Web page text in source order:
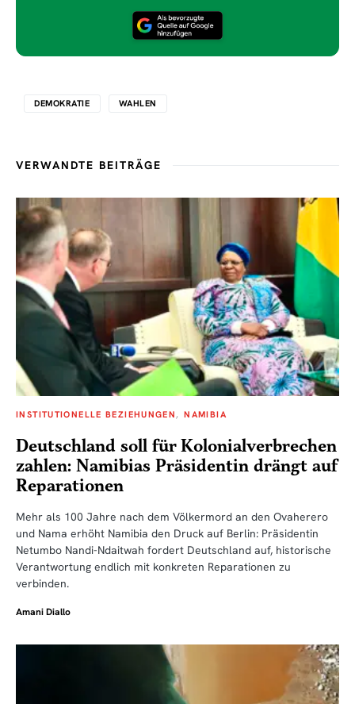
DEMOKRATIE WAHLEN
VERWANDTE BEITRÄGE
INSTITUTIONELLE BEZIEHUNGEN NAMIBIA
Deutschland soll für Kolonialverbrechen
zahlen: Namibias Präsidentin drängt auf
Reparationen
Mehr als 100 Jahre nach dem Völkermord an den Ovaherero
und Nama erhöht Namibia den Druck auf Berlin: Präsidentin
Netumbo Nandi-Ndaitwah fordert Deutschland auf, historische
Verantwortung endlich mit konkreten Reparationen zu
verbinden.
Amani Diallo